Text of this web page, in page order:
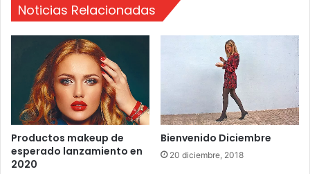
r
o
Noticias Relacionadas
Productos makeup de
esperado lanzamiento en
2020
Bienvenido Diciembre
20 diciembre, 2018